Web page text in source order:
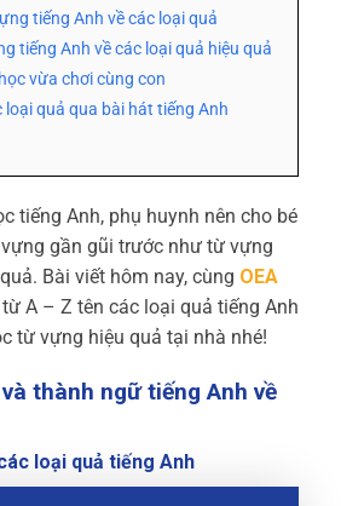
tiếng Anh về các loại quả
tiếng Anh về các loại quả hiệu quả
vừa chơi cùng con
loại quả qua bài hát tiếng Anh
tiếng Anh, phụ huynh nên cho bé
gần gũi trước như từ vựng
Bài viết hôm nay, cùng OEA
A – Z tên các loại quả tiếng Anh
từ vựng hiệu quả tại nhà nhé!
thành ngữ tiếng Anh về
loại quả tiếng Anh